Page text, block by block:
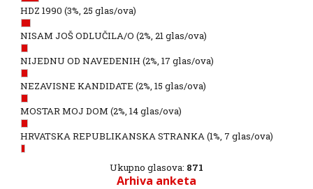
HDZ 1990 (3%, 25 glas/ova)
NISAM JOŠ ODLUČILA/O (2%, 21 glas/ova)
NIJEDNU OD NAVEDENIH (2%, 17 glas/ova)
NEZAVISNE KANDIDATE (2%, 15 glas/ova)
MOSTAR MOJ DOM (2%, 14 glas/ova)
HRVATSKA REPUBLIKANSKA STRANKA(1%, 7 glas/ova)
Ukupno glasova: 871
Arhiva anketa